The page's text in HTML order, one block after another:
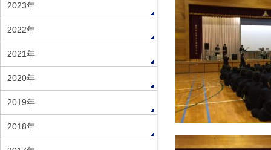
2023年
2022年
2021年
2020年
2019年
2018年